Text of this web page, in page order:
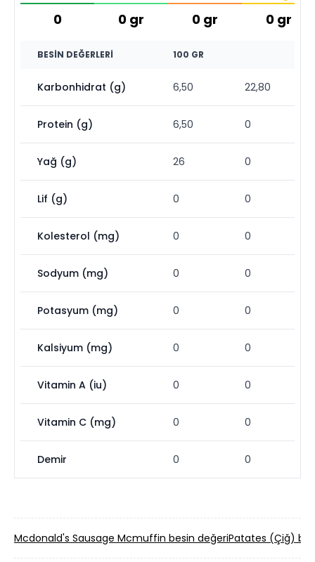
0 0 gr 0 gr 0 gr
BESIN DEĞERLERI 100 GR
Karbonhidrat (g) 6,50 22,80
Protein (g) 6,50 0
Yağ (g) 26 0
Lif (g) 0 0
Kolesterol (mg) 0 0
Sodyum (mg) 0 0
Potasyum (mg) 0 0
Kalsiyum (mg) 0 0
Vitamin A (iu) 0 0
Vitamin C (mg) 0 0
Demir 0 0
Mcdonald's Sausage Mcmuffin besin değeriPatates (Çiğ)